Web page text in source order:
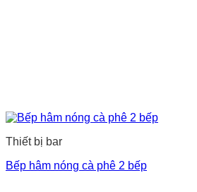
Thiết bị bar
Bếp hâm nóng cà phê 2 bếp